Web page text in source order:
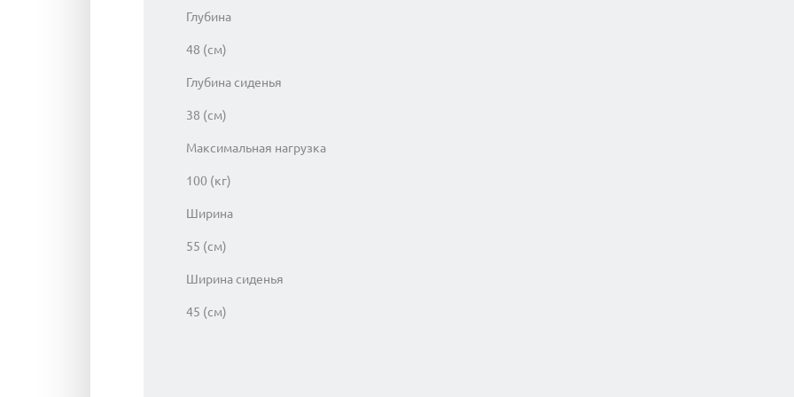
Глубина
48 (см)
Глубина сиденья
38 (см)
Максимальная нагрузка
100 (кг)
Ширина
55 (см)
Ширина сиденья
45 (см)